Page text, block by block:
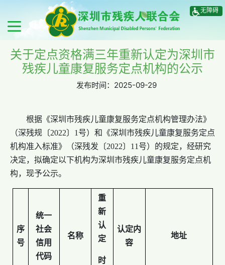
无障碍
关于定点资格满三年重新认定为深圳市
残疾儿童康复服务定点机构的公示
发布时间： 2025-09-29
根据《深圳市残疾儿童康复服务定点机构管理办法》
（深残规〔2022〕1号）和《深圳市残疾儿童康复服务定点
机构准入标准》（深残发〔2022〕11号）的规定，经研究
决定，拟确定以下机构为深圳市残疾儿童康复服务定点机
构，现予公示。
序
号
统一
社会
信用
代码
名称
重
新
认
定
时
认定内
容
地址